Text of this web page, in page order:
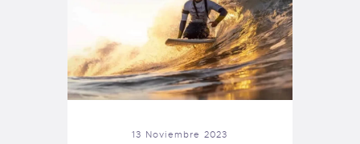
13 Noviembre 2023